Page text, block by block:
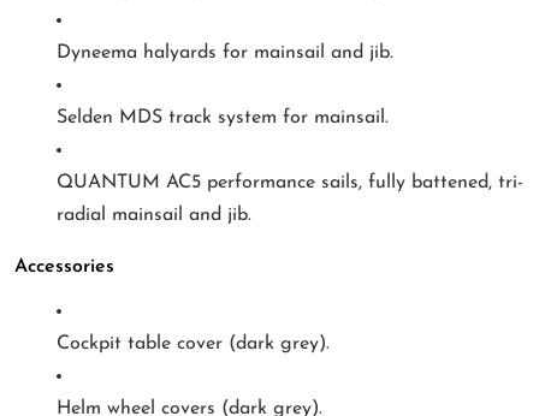
Dyneema halyards for mainsail and jib.
Selden MDS track system for mainsail.
QUANTUM AC5 performance sails, fully battened, tri-
radial mainsail and jib.
Accessories
Cockpit table cover (dark grey).
Helm wheel covers (dark grey).